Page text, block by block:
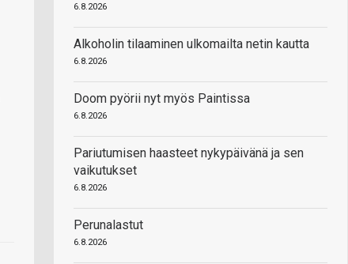
6.8.2026
Alkoholin tilaaminen ulkomailta netin kautta
6.8.2026
Doom pyörii nyt myös Paintissa
6.8.2026
Pariutumisen haasteet nykypäivänä ja sen
vaikutukset
6.8.2026
Perunalastut
6.8.2026